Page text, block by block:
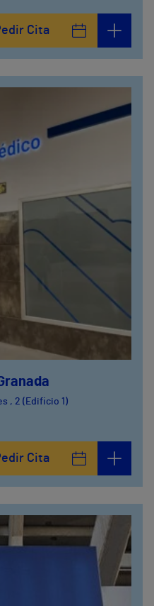
Cita
, 2 (Edificio 1)
Cita